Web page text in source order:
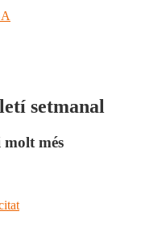
setmanal
molt més